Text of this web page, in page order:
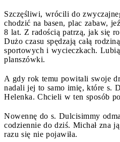
Szczęśliwi, wrócili do
chodzić na basen, plac zabaw,
8 lat. Z radością patrzą, jak się
Dużo czasu spędzają całą
sportowych i wycieczkach.
planszówki.
A gdy rok temu powitali swoje
nadali jej to samo imię, które s.
Helenka. Chcieli w ten sposób
Nowennę do s. Dulcisimmy
codziennie do dziś. Michał zna
razu się nie pojawiła.